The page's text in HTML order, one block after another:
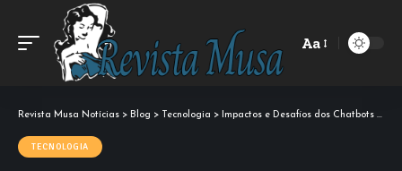
Font
Aa
Revista Musa Notícias > Blog > Tecnologia > Impactos e Desafios dos Chatbots de IA que Reproduzem Celebridades e Geram Conteúdo Sexual Sem Permissão
TECNOLOGIA